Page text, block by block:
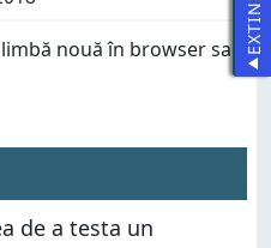
de a testa un
EXTINDE